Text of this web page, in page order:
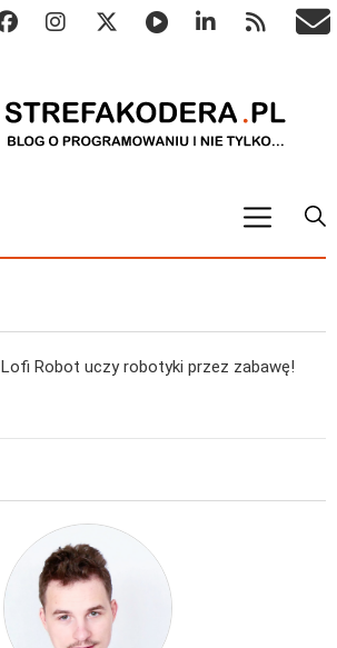
Metody numeryczne
Algorytmy wyszukiwania
Inne
C++
Lofi Robot uczy robotyki przez zabawę!